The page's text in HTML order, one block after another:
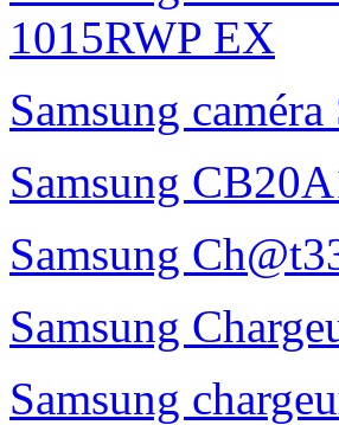
1015RWP EX
Samsung
Samsung
Samsung
Samsung
Samsung